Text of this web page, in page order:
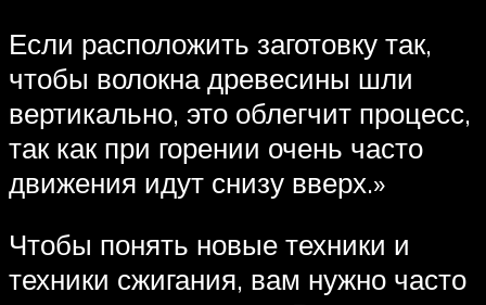
Если расположить заготовку так,
чтобы волокна древесины шли
вертикально, это облегчит процесс,
так как при горении очень часто
движения идут снизу вверх.»
Чтобы понять новые техники и
техники сжигания, вам нужно часто